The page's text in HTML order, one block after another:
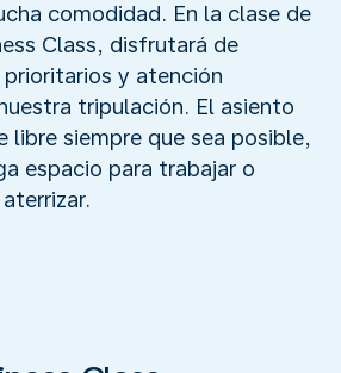
comodidad. En la clase de
Class, disfrutará de
y atención
tripulación. El asiento
libre siempre que sea posible,
espacio para trabajar o